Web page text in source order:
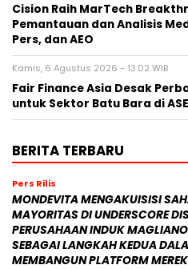
Cision Raih MarTech
Pemantauan dan Analisis
Pers, dan AEO
Kamis, 6 Agustus 2026 - 13:02 WIB
Fair Finance Asia Desak
untuk Sektor Batu Bara di
BERITA TERBARU
Pers Rilis
MONDEVITA MENGAKUISISI
MAYORITAS DI UNDERSCORE
PERUSAHAAN INDUK
SEBAGAI LANGKAH KEDUA
MEMBANGUN PLATFORM